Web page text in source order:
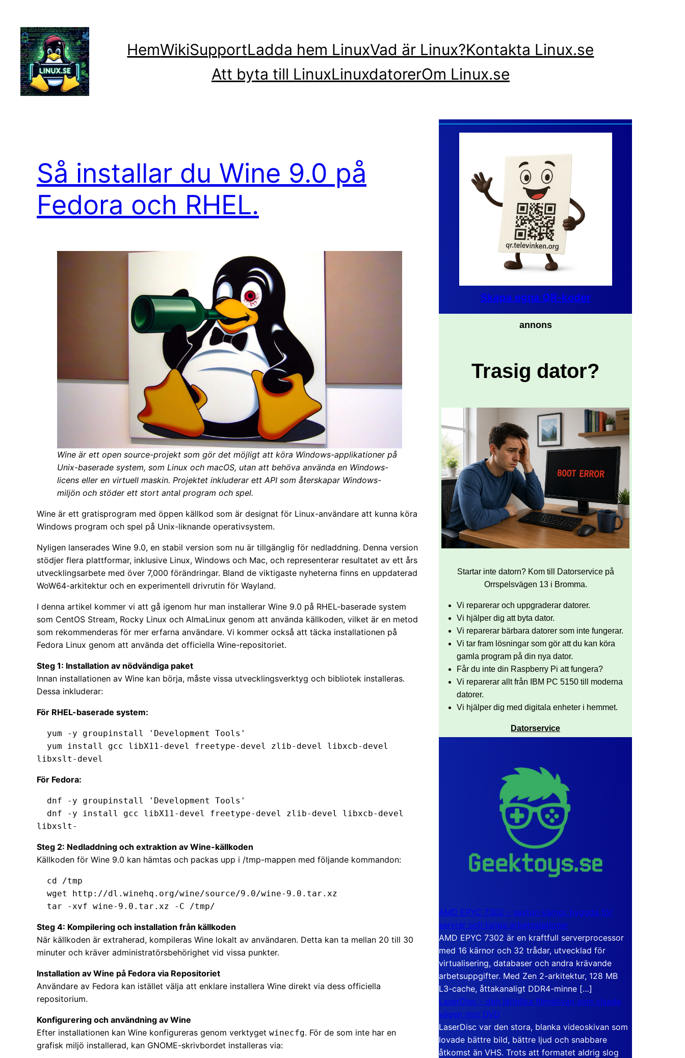
innehåll
HemWikiSupportLadda hem LinuxVad är Linux?Kontakta Linux.se
Att byta till LinuxLinuxdatorerOm Linux.se
Så installar du Wine 9.0 på
Fedora och RHEL.
Wine är ett open source-projekt som gör det möjligt att köra Windows-applikationer på
Unix-baserade system, som Linux och macOS, utan att behöva använda en Windows-
licens eller en virtuell maskin. Projektet inkluderar ett API som återskapar Windows-
miljön och stöder ett stort antal program och spel.
Wine är ett gratisprogram med öppen källkod som är designat för Linux-användare att kunna köra
Windows program och spel på Unix-liknande operativsystem.
Nyligen lanserades Wine 9.0, en stabil version som nu är tillgänglig för nedladdning. Denna version
stödjer flera plattformar, inklusive Linux, Windows och Mac, och representerar resultatet av ett års
utvecklingsarbete med över 7,000 förändringar. Bland de viktigaste nyheterna finns en uppdaterad
WoW64-arkitektur och en experimentell drivrutin för Wayland.
I denna artikel kommer vi att gå igenom hur man installerar Wine 9.0 på RHEL-baserade system
som CentOS Stream, Rocky Linux och AlmaLinux genom att använda källkoden, vilket är en metod
som rekommenderas för mer erfarna användare. Vi kommer också att täcka installationen på
Fedora Linux genom att använda det officiella Wine-repositoriet.
Steg 1: Installation av nödvändiga paket
Innan installationen av Wine kan börja, måste vissa utvecklingsverktyg och bibliotek installeras.
Dessa inkluderar:
För RHEL-baserade system:
libxslt-devel
För Fedora:
libxslt-
Steg 2: Nedladdning och extraktion av Wine-källkoden
Källkoden för Wine 9.0 kan hämtas och packas upp i /tmp-mappen med följande kommandon:
  tar -xvf wine-9.0.tar.xz -C /tmp/
Steg 4: Kompilering och installation från källkoden
När källkoden är extraherad, kompileras Wine lokalt av användaren. Detta kan ta mellan 20 till 30
minuter och kräver administratörsbehörighet vid vissa punkter.
Installation av Wine på Fedora via Repositoriet
Användare av Fedora kan istället välja att enklare installera Wine direkt via dess officiella
repositorium.
Konfigurering och användning av Wine
Efter installationen kan Wine konfigureras genom verktyget winecfg. För de som inte har en
grafisk miljö installerad, kan GNOME-skrivbordet installeras via:
Skapa egna QR-koder
annons
Trasig dator?
Startar inte datorn? Kom till Datorservice på
Orrspelsvägen 13 i Bromma.
Vi reparerar och uppgraderar datorer.
Vi hjälper dig att byta dator.
Vi reparerar bärbara datorer som inte fungerar.
Vi tar fram lösningar som gör att du kan köra
gamla program på din nya dator.
Får du inte din Raspberry Pi att fungera?
Vi reparerar allt från IBM PC 5150 till moderna
datorer.
Vi hjälper dig med digitala enheter i hemmet.
Datorservice
AMD EPYC 7302 – sexton kärnor byggda för
servrar och tunga arbetsstationer
AMD EPYC 7302 är en kraftfull serverprocessor
med 16 kärnor och 32 trådar, utvecklad för
virtualisering, databaser och andra krävande
arbetsuppgifter. Med Zen 2-arkitektur, 128 MB
L3-cache, åttakanaligt DDR4-minne […]
LaserDisc – den jättelika filmskivan som visade
vägen mot DVD
LaserDisc var den stora, blanka videoskivan som
lovade bättre bild, bättre ljud och snabbare
åtkomst än VHS. Trots att formatet aldrig slog